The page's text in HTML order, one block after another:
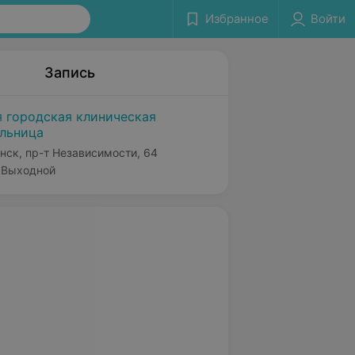
Избранное Войти
Запись
городская клиническая
пр-т Независимости, 64
Выходной